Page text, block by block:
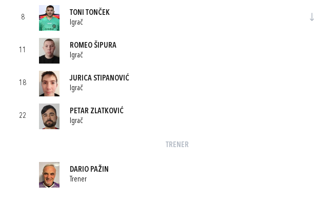
8
TONI TONČEK
Igrač
11
ROMEO ŠIPURA
Igrač
18
JURICA STIPANOVIĆ
Igrač
22
PETAR ZLATKOVIĆ
Igrač
TRENER
DARIO PAŽIN
Trener